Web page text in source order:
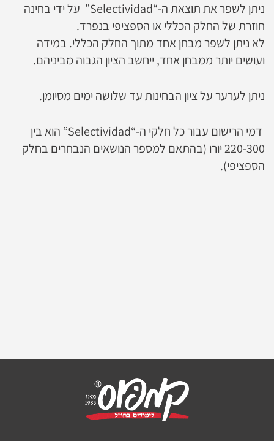
ניתן לשפר את תוצאת ה-“Selectividad” על ידי בחינה
חוזרת של החלק הכללי או הספציפי בנפרד.
לא ניתן לשפר מבחן אחד מתוך החלק הכללי. במידה
ועושים יותר ממבחן אחד, ייחשב הציון הגבוה מביניהם.
ניתן לערער על ציון הבחינות עד שלושה ימים מסיומן.
דמי הרישום עבור כל חלקי ה-“Selectividad” הוא בין
220-300 יורו (בהתאם למספר הנושאים הנבחרים בחלק
הספציפי).